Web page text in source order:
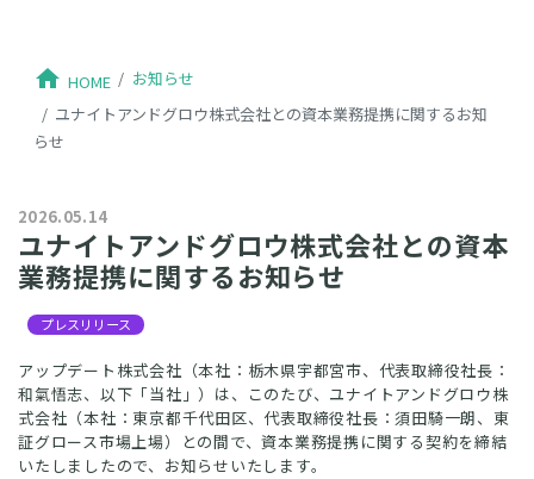
home HOME
お知らせ
ユナイトアンドグロウ株式会社との資本業務提携に関するお知
らせ
2026.05.14
ユナイトアンドグロウ株式会社との資本
業務提携に関するお知らせ
プレスリリース
アップデート株式会社（本社：栃木県宇都宮市、代表取締役社長：
和氣悟志、以下「当社」）は、このたび、ユナイトアンドグロウ株
式会社（本社：東京都千代田区、代表取締役社長：須田騎一朗、 東
証グロース市場上場）との間で、資本業務提携に関する契約を締結
いたしましたので、お知らせいたします。